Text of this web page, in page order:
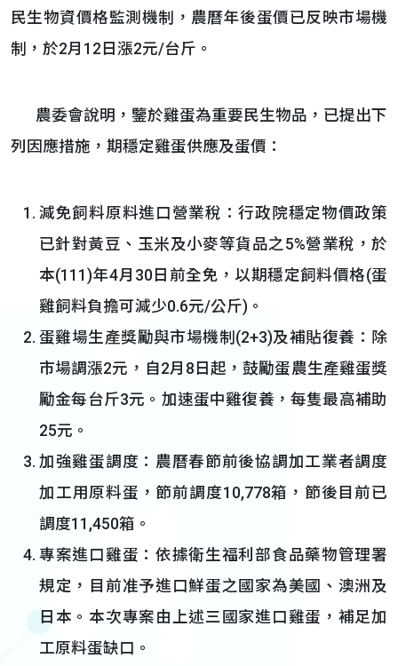
民生物資價格監測機制，農曆年後蛋價已反映市場機
制，於2月12日漲2元/台斤。
農委會說明，鑒於雞蛋為重要民生物品，已提出下
列因應措施，期穩定雞蛋供應及蛋價：
減免飼料原料進口營業稅：行政院穩定物價政策
已針對黃豆、玉米及小麥等貨品之5%營業稅，於
本(111)年4月30日前全免，以期穩定飼料價格(蛋
雞飼料負擔可減少0.6元/公斤)。
蛋雞場生產獎勵與市場機制(2+3)及補貼復養：除
市場調漲2元，自2月8日起，鼓勵蛋農生產雞蛋獎
勵金每台斤3元。加速蛋中雞復養，每隻最高補助
25元。
加強雞蛋調度：農曆春節前後協調加工業者調度
加工用原料蛋，節前調度10,778箱，節後目前已
調度11,450箱。
專案進口雞蛋：依據衛生福利部食品藥物管理署
規定，目前准予進口鮮蛋之國家為美國、澳洲及
日本。本次專案由上述三國家進口雞蛋，補足加
工原料蛋缺口。